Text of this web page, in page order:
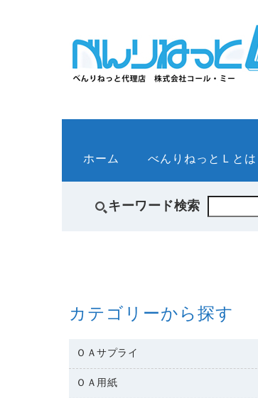
ホーム べんりねっとＬとは
キーワード検索
カテゴリーから探す
ＯＡサプライ
互換インクカートリッジ
ＯＡ用紙